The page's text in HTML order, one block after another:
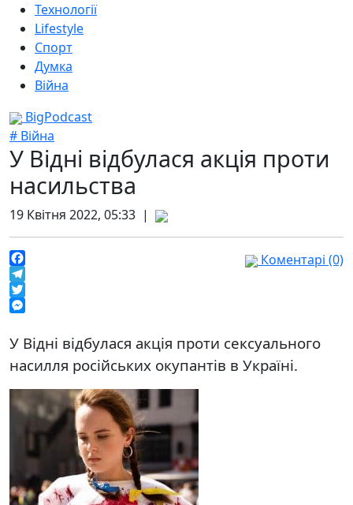
Технології
Lifestyle
Спорт
Думка
Війна
BigPodcast
# Війна
У Відні відбулася акція проти
насильства
19 Квітня 2022, 05:33 |
Facebook
Telegram
Twitter
Коментарі (0)
У Відні відбулася акція проти сексуального
насилля російських окупантів в Україні.